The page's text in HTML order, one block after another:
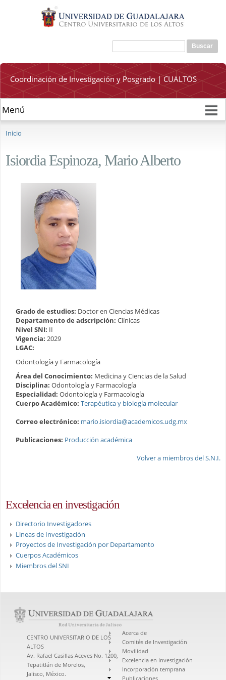
contenido
principal
Formulario de búsqueda
Buscar
Coordinación de Investigación y Posgrado | CUALTOS
Se encuentra usted aquí
Inicio
Isiordia Espinoza, Mario Alberto
Grado de estudios: Doctor en Ciencias Médicas
Departamento de adscripción: Clínicas
Nivel SNI: II
Vigencia: 2029
LGAC:
Odontología y Farmacología
Área del Conocimiento: Medicina y Ciencias de la Salud
Disciplina: Odontología y Farmacología
Especialidad: Odontología y Farmacología
Cuerpo Académico: Terapéutica y biología molecular
Correo electrónico: mario.isiordia@academicos.udg.mx
Publicaciones: Producción académica
Volver a miembros del S.N.I.
Excelencia en investigación
Directorio Investigadores
Lineas de Investigación
Proyectos de Investigación por Departamento
Cuerpos Académicos
Miembros del SNI
CENTRO UNIVERSITARIO DE LOS
ALTOS
Av. Rafael Casillas Aceves No. 1200,
Tepatitlán de Morelos,
Jalisco, México.
Acerca de
Comités de Investigación
Movilidad
Excelencia en Investigación
Incorporación temprana
Publicaciones